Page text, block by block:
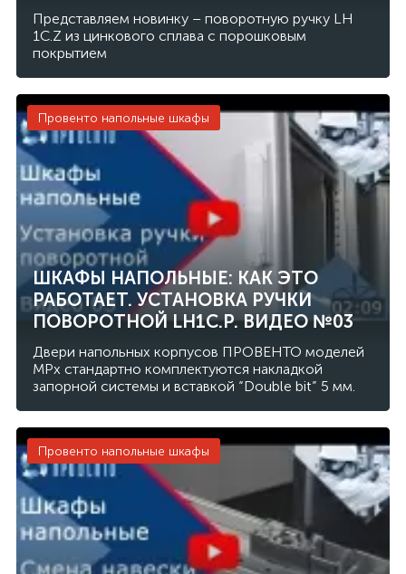
Представляем новинку – поворотную ручку LH
1C.Z из цинкового сплава с порошковым
покрытием
ШКАФЫ НАПОЛЬНЫЕ: КАК ЭТО
РАБОТАЕТ. УСТАНОВКА РУЧКИ
ПОВОРОТНОЙ LH1C.P. ВИДЕО №03
Двери напольных корпусов ПРОВЕНТО моделей
MPx стандартно комплектуются накладкой
запорной системы и вставкой “Double bit” 5 мм.
Провенто напольные шкафы
Провенто напольные шкафы